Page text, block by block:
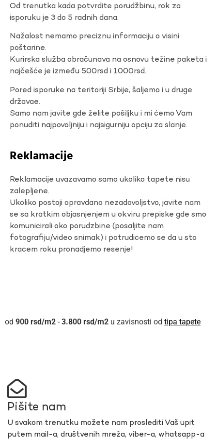
Od trenutka kada potvrdite porudžbinu, rok za
isporuku je 3 do 5 radnih dana.
Nažalost nemamo preciznu informaciju o visini
poštarine.
Kurirska služba obračunava na osnovu težine paketa i
najčešće je između 500rsd i 1000rsd.
Pored isporuke na teritoriji Srbije, šaljemo i u druge
državae.
Samo nam javite gde želite pošiljku i mi ćemo Vam
ponuditi najpovoljniju i najsigurniju opciju za slanje.
Reklamacije
Reklamacije uvazavamo samo ukoliko tapete nisu
zalepljene.
Ukoliko postoji opravdano nezadovoljstvo, javite nam
se sa kratkim objasnjenjem u okviru prepiske gde smo
komunicirali oko porudzbine (posaljite nam
fotografiju/video snimak) i potrudicemo se da u sto
kracem roku pronadjemo resenje!
900 rsd - 3.800 rsd u zavisnosti od tipa tapete
Pišite nam
U svakom trenutku možete nam proslediti Vaš upit
putem mail-a, društvenih mreža, viber-a, whatsapp-a